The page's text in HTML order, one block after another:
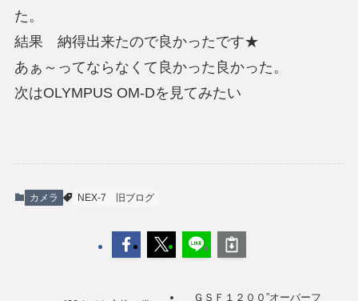
た。
結果 納得出来たので良かったです★
あぁ～ってならなくて良かった良かった。
次はOLYMPUS OM-Dを見てみたい
カメラ NEX-7 旧ブログ
ＧＳＦ１２００”オーバーフ